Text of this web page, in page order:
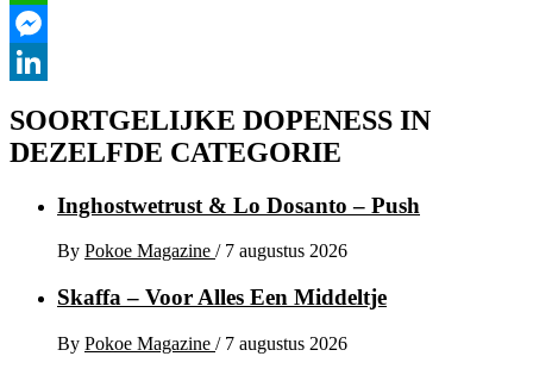
WhatsApp
Messenger
SOORTGELIJKE DOPENESS IN
DEZELFDE CATEGORIE
Inghostwetrust & Lo Dosanto – Push
By Pokoe Magazine / 7 augustus 2026
Skaffa – Voor Alles Een Middeltje
By Pokoe Magazine / 7 augustus 2026